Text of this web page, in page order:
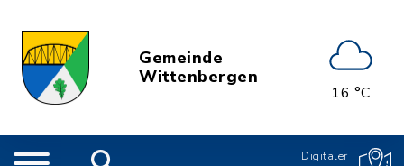
Gemeinde
Wittenbergen
16 °C
Digitaler